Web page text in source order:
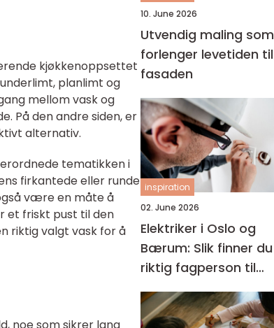
kjøkkenoppsettet
planlimt og
mellom vask og
På den andre siden, er
alternativ.
tematikken i
firkantede eller runde
være en måte å
et friskt pust til den
riktig valgt vask for å
10. June 2026
Utvendig maling som
forlenger levetiden til
fasaden
inspiration
02. June 2026
Elektriker i Oslo og
Bærum: Slik finner du
riktig fagperson til
jobben